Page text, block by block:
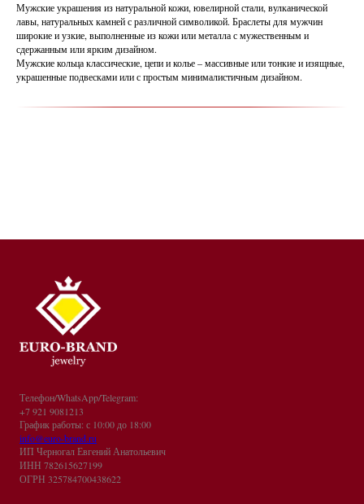
Мужские украшения из натуральной кожи, ювелирной стали, вулканической
лавы, натуральных камней с различной символикой. Браслеты для мужчин
широкие и узкие, выполненные из кожи или металла с мужественным и
сдержанным или ярким дизайном.
Мужские кольца классические, цепи и колье – массивные или тонкие и изящные,
украшенные подвесками или с простым минималистичным дизайном.
Телефон/WhatsApp/Telegram:
+7 921 9081213
График работы: с 10:00 до 18:00
info@euro-brand.ru
ИП Черногал Евгений Анатольевич
ИНН 782615627199
ОГРН 325784700438622